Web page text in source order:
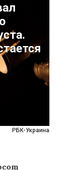
РБК-Украина